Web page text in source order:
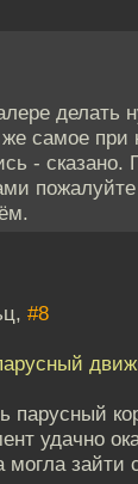
делать
самое при
- сказано.
#8
парусный
удачно
могла зайти